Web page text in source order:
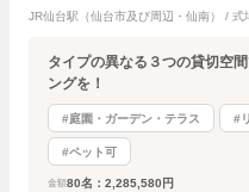
JR仙台駅（仙台市及び周辺・仙南） / 式
タイプの異なる３つの貸切空
ングを！
#庭園・ガーデン・テラス #
#ペット可
金額 80名：2,285,580円